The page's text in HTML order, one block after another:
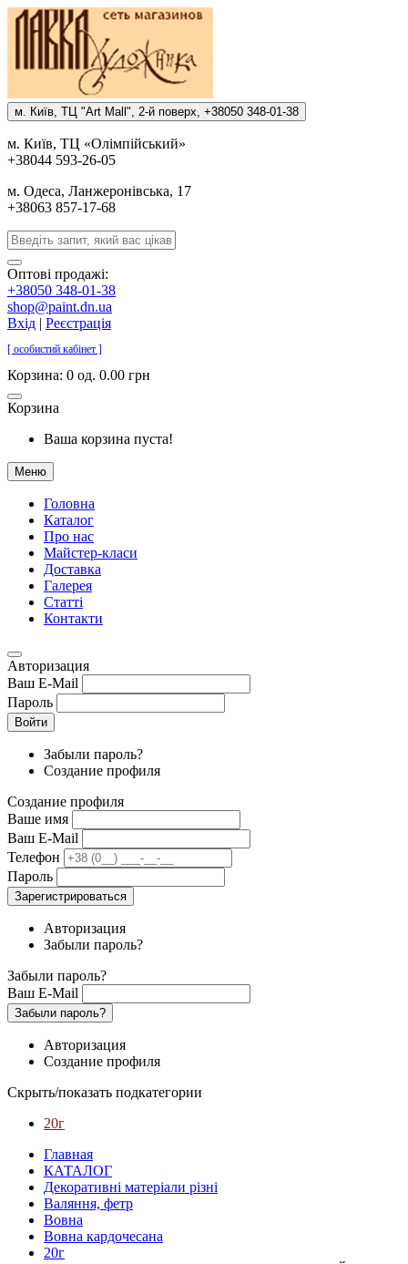
м. Киïв, ТЦ "Art Mall", 2-й поверх, +38050 348-01-38
м. Киïв, ТЦ «Олiмпiйський»
+38044 593-26-05
м. Одеса, Ланжеронiвська, 17
+38063 857-17-68
Оптові продажі:
+38050 348-01-38
shop@paint.dn.ua
Вхід | Реєстрація
[ особистий кабінет ]
Корзина: 0 од. 0.00 грн
Корзина
Ваша корзина пуста!
Меню
Головна
Каталог
Про нас
Майстер-класи
Доставка
Галерея
Статтi
Контакти
Авторизация
Ваш E-Mail
Пароль
Войти
Забыли пароль?
Создание профиля
Создание профиля
Ваше имя
Ваш E-Mail
Телефон
Пароль
Зарегистрироваться
Авторизация
Забыли пароль?
Забыли пароль?
Ваш E-Mail
Забыли пароль?
Авторизация
Создание профиля
Скрыть/показать подкатегории
20г
Главная
КАТАЛОГ
Декоративні матеріали різні
Валяння, фетр
Вовна
Вовна кардочесана
20г